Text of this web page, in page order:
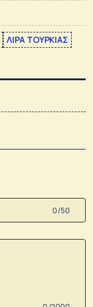
ΛΙΡΑ ΤΟΥΡΚΙΑΣ
0 /50